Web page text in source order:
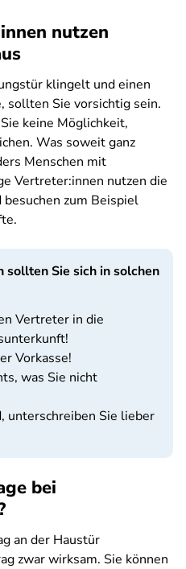
nutzen
klingelt und einen
sollten Sie vorsichtig sein.
keine Möglichkeit,
Was soweit ganz
Menschen mit
Vertreter:innen nutzen die
zum Beispiel
Sie sich in solchen
Vertreter in die
Vorkasse!
was Sie nicht
unterschreiben Sie lieber
bei
an der Haustür
zwar wirksam. Sie können